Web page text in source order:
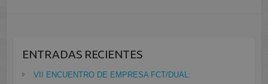
ENTRADAS RECIENTES
VII ENCUENTRO DE EMPRESA FCT/DUAL: